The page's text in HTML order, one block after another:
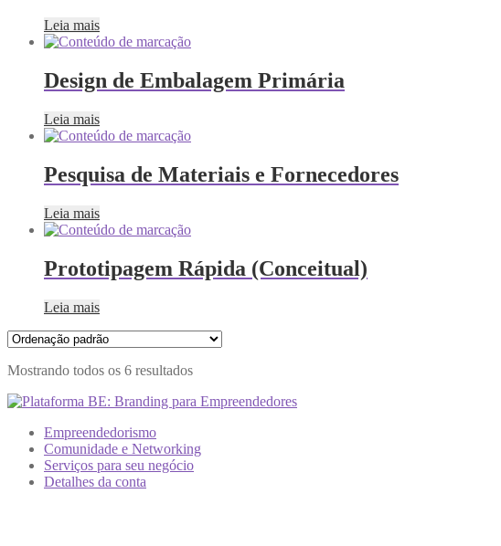
Leia mais
Design de Embalagem Primária
Leia mais
Pesquisa de Materiais e Fornecedores
Leia mais
Prototipagem Rápida (Conceitual)
Leia mais
Mostrando todos os 6 resultados
Empreendedorismo
Comunidade e Networking
Serviços para seu negócio
Detalhes da conta